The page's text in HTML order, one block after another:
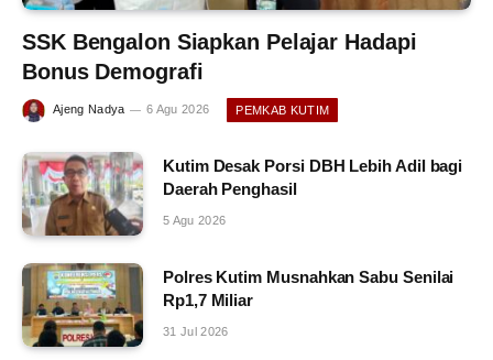
SSK Bengalon Siapkan Pelajar Hadapi
Bonus Demografi
Ajeng Nadya 6 Agu 2026 PEMKAB KUTIM
Kutim Desak Porsi DBH Lebih Adil bagi
Daerah Penghasil
5 Agu 2026
Polres Kutim Musnahkan Sabu Senilai
Rp1,7 Miliar
31 Jul 2026